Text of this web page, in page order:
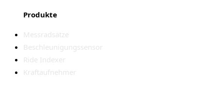
Produkte
Messradsätze
Beschleunigungssensor
Ride Indexer
Kraftaufnehmer